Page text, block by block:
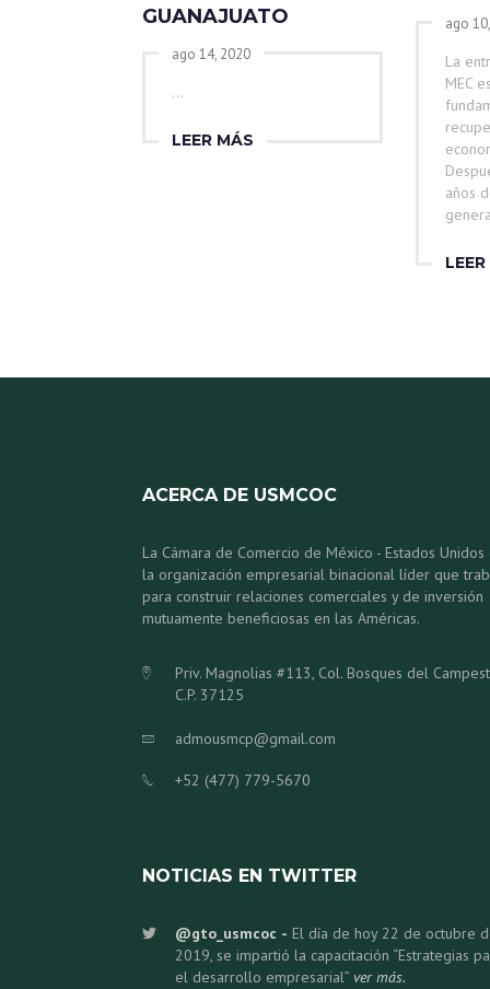
GUANAJUATO
ago 14, 2020
...
LEER MÁS
ago
La
MEC
años
ACERCA DE USMCOC
La Cámara de Comercio de México - Estados Unidos
la organización empresarial binacional líder que
para construir relaciones comerciales y de inversión
mutuamente beneficiosas en las Américas.
Priv. Magnolias #113, Col. Bosques del
C.P. 37125
admousmcp@gmail.com
+52 (477) 779-5670
NOTICIAS EN TWITTER
@gto_usmcoc
El día de hoy 22 de octubre
2019, se impartió la capacitación “Estrategias
el desarrollo empresarial” ver más.